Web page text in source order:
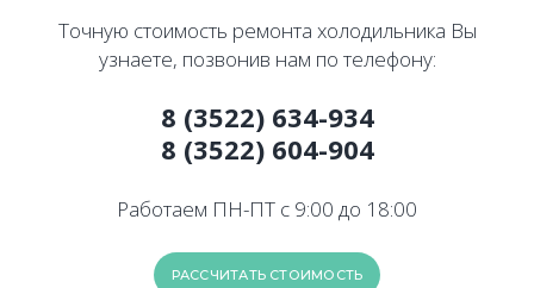
Точную стоимость ремонта холодильника Вы
узнаете, позвонив нам по телефону:
8 (3522) 634-934
8 (3522) 604-904
Работаем ПН-ПТ с 9:00 до 18:00
РАССЧИТАТЬ СТОИМОСТЬ